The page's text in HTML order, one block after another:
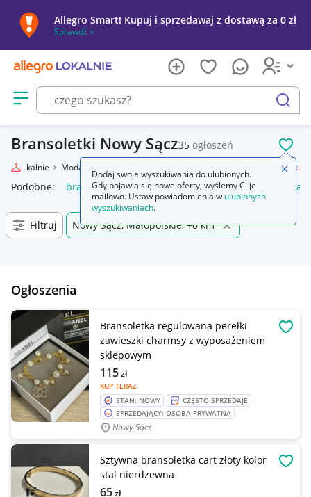
Allegro Smart! Kupuj i sprzedawaj z dostawą za 0 zł
Sprawdź »
Otwórz menu z kategoriami
szukaj
Bransoletki Nowy Sącz35 ogłoszeń
Lokalnie Moda Bransoletki
Podobne: bransoletki bransoletki złote 585 bransoletki
Filtruj Nowy Sącz, Małopolskie, +0 km
Ogłoszenia
Bransoletka regulowana perełki
zawieszki charmsy z wyposażeniem
sklepowym
KUP TERAZ
115zł
STAN: NOWY
CZĘSTO SPRZEDAJE
SPRZEDAJĄCY: OSOBA PRYWATNA
Nowy Sącz
Sztywna bransoletka cart złoty kolor
stal nierdzewna
65zł
Dodaj swoje wyszukiwania do ulubionych.
Gdy pojawią się nowe oferty, wyślemy Ci je
mailowo. Ustaw powiadomienia w ulubionych
wyszukiwaniach.